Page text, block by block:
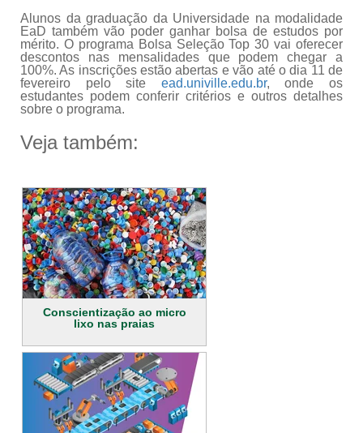
Alunos da graduação da Universidade na modalidade
EaD também vão poder ganhar bolsa de estudos por
mérito. O programa Bolsa Seleção Top 30 vai oferecer
descontos nas mensalidades que podem chegar a
100%. As inscrições estão abertas e vão até o dia 11 de
fevereiro pelo site ead.univille.edu.br, onde os
estudantes podem conferir critérios e outros detalhes
sobre o programa.
Veja também:
Conscientização ao micro
lixo nas praias